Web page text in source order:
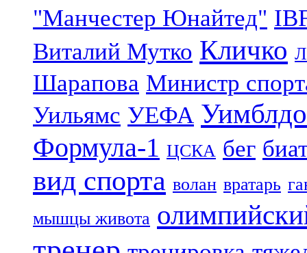
"Манчестер Юнайтед"
Виталий Мутко Кличко
Шарапова Министр
Уильямс УЕФА
Формула-1 ЦСКА бег
вид спорта волан вратарь
мышцы живота